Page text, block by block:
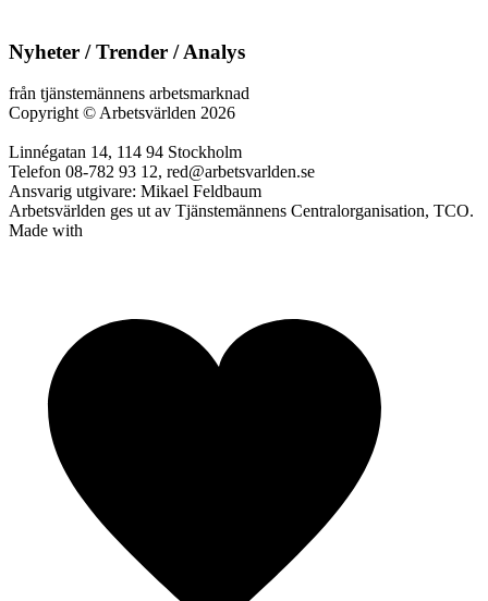
Nyheter / Trender / Analys
från tjänstemännens arbetsmarknad
Copyright © Arbetsvärlden 2026
Linnégatan 14, 114 94 Stockholm
Telefon 08-782 93 12, red@arbetsvarlden.se
Ansvarig utgivare: Mikael Feldbaum
Arbetsvärlden ges ut av Tjänstemännens Centralorganisation, TCO.
Made with